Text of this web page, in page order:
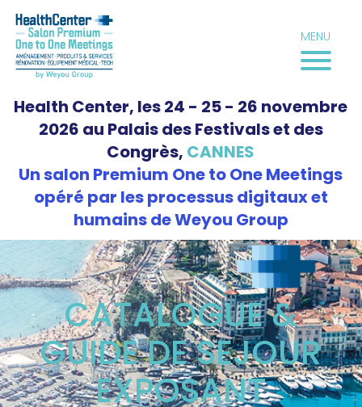
contenu
Health Center, les 24 - 25 - 26 novembre
2026 au Palais des Festivals et des
Congrès, CANNES
Un salon Premium One to One Meetings
opéré par les processus digitaux et
humains de Weyou Group
MENU
CATALOGUE &
GUIDE DE SEJOUR
EXPOSANT